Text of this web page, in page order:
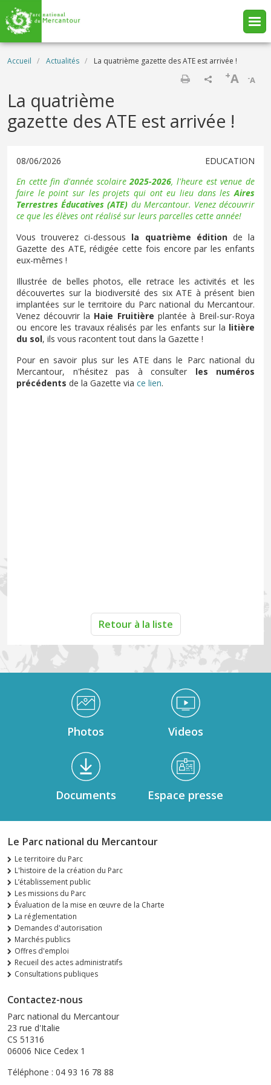
Aller au contenu principal
Fil d'Ariane
Accueil Actualités La quatrième gazette des ATE est arrivée !
-A
+A
La quatrième
gazette des ATE est arrivée !
08/06/2026
EDUCATION
En cette fin d'année scolaire2025-2026, l'heure est venue de
faire le point sur les projets qui ont eu lieu dans lesAires
Terrestres Éducatives (ATE) du Mercantour. Venez découvrir
ce que les élèves ont réalisé sur leurs parcelles cette année!
Vous trouverez ci-dessous la quatrième éditionde la
Gazette des ATE, rédigée cette fois encore par les enfants
eux-mêmes !
Illustrée de belles photos, elle retrace les activités et les
découvertes sur la biodiversité des six ATE à présent bien
implantées sur le territoire du Parc national du Mercantour.
Venez découvrir la Haie Fruitière plantée à Breil-sur-Roya
ou encore les travaux réalisés par les enfants sur la litière
du sol, ils vous racontent tout dans la Gazette !
Pour en savoir plus sur les ATE dans le Parc national du
Mercantour, n'hésitez pas à consulter les numéros
précédents de la Gazette via ce lien.
Retour à la liste
Médiathèque Footer
Photos Videos
Documents Espace presse
Le Parc national du Mercantour
Le territoire du Parc
L'histoire de la création du Parc
L’établissement public
Les missions du Parc
Évaluation de la mise en œuvre de la Charte
La réglementation
Demandes d'autorisation
Marchés publics
Offres d'emploi
Recueil des actes administratifs
Consultations publiques
Contactez-nous
Parc national du Mercantour
23 rue d'Italie
CS 51316
06006 Nice Cedex 1
Téléphone : 04 93 16 78 88